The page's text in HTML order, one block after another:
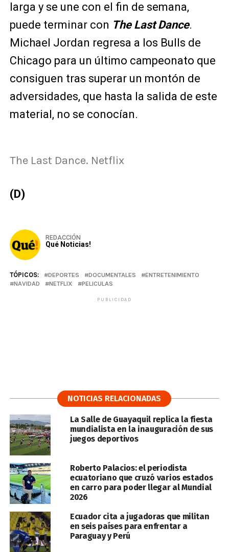
larga y se une con el fin de semana,
puede terminar con The Last Dance.
Michael Jordan regresa a los Bulls de
Chicago para un último campeonato que
consiguen tras superar un montón de
adversidades, que hasta la salida de este
material, no se conocían.
The Last Dance. Netflix
(D)
REDACCIÓN
Qué Noticias!
TÓPICOS: DEPORTES DOCUMENTALES
ENTRETENIMIENTO
NAVIDAD
NETFLIX PELICULAS
PUBLICIDAD
NOTICIAS RELACIONADAS
La Salle de Guayaquil replica la fiesta
mundialista en la inauguración de sus
juegos deportivos
Roberto Palacios: el periodista
ecuatoriano que cruzó varios estados
en carro para poder llegar al Mundial
2026
Ecuador cita a jugadoras que militan
en seis países para enfrentar a
Paraguay y Perú